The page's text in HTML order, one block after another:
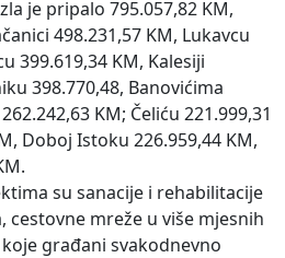
je pripalo 795.057,82 KM,
498.231,57 KM, Lukavcu
399.619,34 KM, Kalesiji
398.770,48, Banovićima
KM; Čeliću 221.999,31
Doboj Istoku 226.959,44 KM,
su sanacije i rehabilitacije
cestovne mreže u više mjesnih
građani svakodnevno